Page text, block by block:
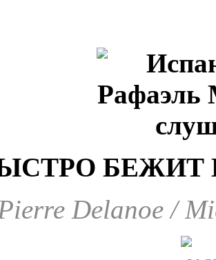
БЕЖИТ
Pierre Delanoe /